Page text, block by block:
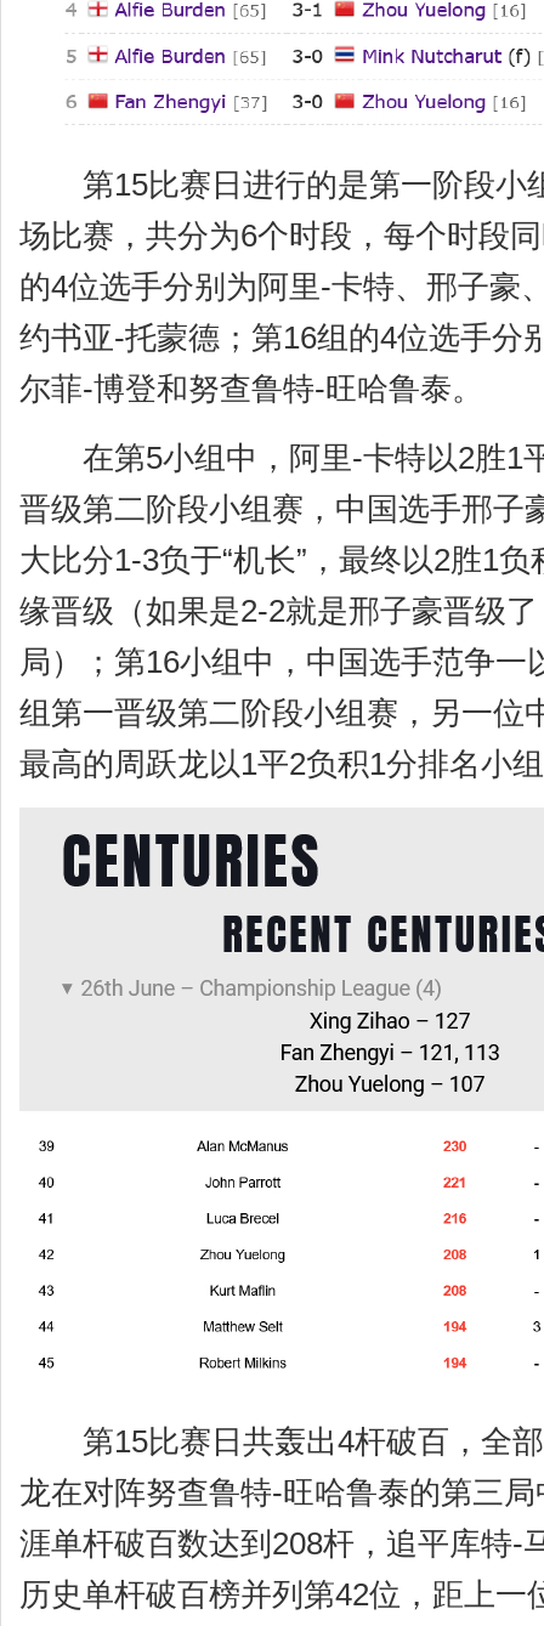
第15比赛日进行的是第一阶段小
场比赛，共分为6个时段，每个时段
的4位选手分别为阿里-卡特、邢子豪
约书亚-托蒙德；第16组的4位选手分
尔菲-博登和努查鲁特-旺哈鲁泰。
在第5小组中，阿里-卡特以2胜1
晋级第二阶段小组赛，中国选手邢子
大比分1-3负于“机长”，最终以2胜1
缘晋级（如果是2-2就是邢子豪晋级
局）；第16小组中，中国选手范争一
组第一晋级第二阶段小组赛，另一位
最高的周跃龙以1平2负积1分排名小
第15比赛日共轰出4杆破百，全部
龙在对阵努查鲁特-旺哈鲁泰的第三
涯单杆破百数达到208杆，追平库特-
历史单杆破百榜并列第42位，距上一